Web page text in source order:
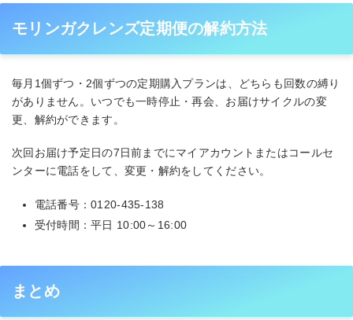
モリンガクレンズ定期便の解約方法
毎月1個ずつ・2個ずつの定期購入プランは、どちらも回数の縛り
がありません。いつでも一時停止・再会、お届けサイクルの変
更、解約ができます。
次回お届け予定日の7日前までにマイアカウントまたはコールセ
ンターに電話をして、変更・解約をしてください。
電話番号：0120-435-138
受付時間：平日 10:00～16:00
まとめ